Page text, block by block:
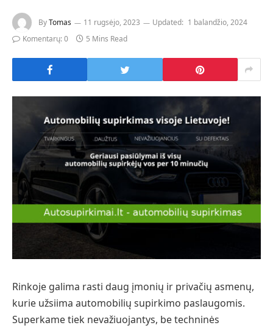
ByTomas 11 rugsėjo, 2023 Updated: 1 balandžio, 2024
Komentarų: 0
5 Mins Read
Rinkoje galima rasti daug įmonių ir privačių asmenų,
kurie užsiima automobilių supirkimo paslaugomis.
Superkame tiek nevažiuojantys, be techninės